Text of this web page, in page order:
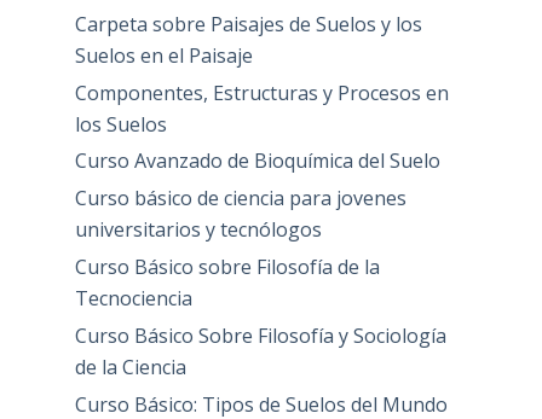
Carpeta sobre Paisajes de Suelos y los
Suelos en el Paisaje
Componentes, Estructuras y Procesos en
los Suelos
Curso Avanzado de Bioquímica del Suelo
Curso básico de ciencia para jovenes
universitarios y tecnólogos
Curso Básico sobre Filosofía de la
Tecnociencia
Curso Básico Sobre Filosofía y Sociología
de la Ciencia
Curso Básico: Tipos de Suelos del Mundo